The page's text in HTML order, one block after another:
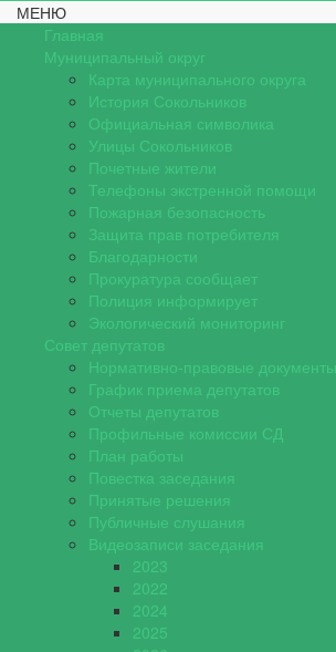
МЕНЮ
Главная
Муниципальный округ
Карта муниципального округа
История Сокольников
Официальная символика
Улицы Сокольников
Почетные жители
Телефоны экстренной помощи
Пожарная безопасность
Защита прав потребителя
Благодарности
Прокуратура сообщает
Полиция информирует
Экологический мониторинг
Совет депутатов
Нормативно-правовые документы
График приема депутатов
Отчеты депутатов
Профильные комиссии СД
План работы
Повестка заседания
Принятые решения
Публичные слушания
Видеозаписи заседания
2023
2022
2024
2025